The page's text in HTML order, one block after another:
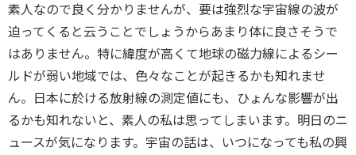
素人なので良く分かりませんが、要は強烈な宇宙線の波が
迫ってくると云うことでしょうからあまり体に良さそうで
はありません。特に緯度が高くて地球の磁力線によるシー
ルドが弱い地域では、色々なことが起きるかも知れませ
ん。日本に於ける放射線の測定値にも、ひょんな影響が出
るかも知れないと、素人の私は思ってしまいます。明日のニ
ュースが気になります。宇宙の話は、いつになっても私の興